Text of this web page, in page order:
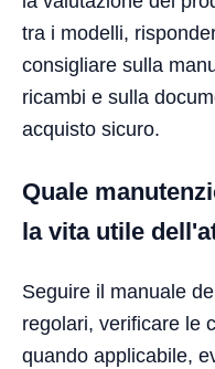
tra i modelli,
consigliare sulla
ricambi e sulla
acquisto sicuro.
Quale
la vita utile
Seguire il manuale
regolari, verificare le
quando applicabile,